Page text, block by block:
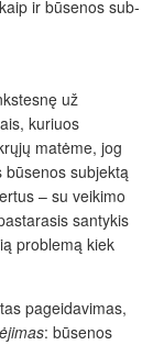
ir būsenos sub­
už
kuriuos
matėme, jog
subjektą
– su veikimo
santykis
problemą kiek
pageidavimas,
: būsenos